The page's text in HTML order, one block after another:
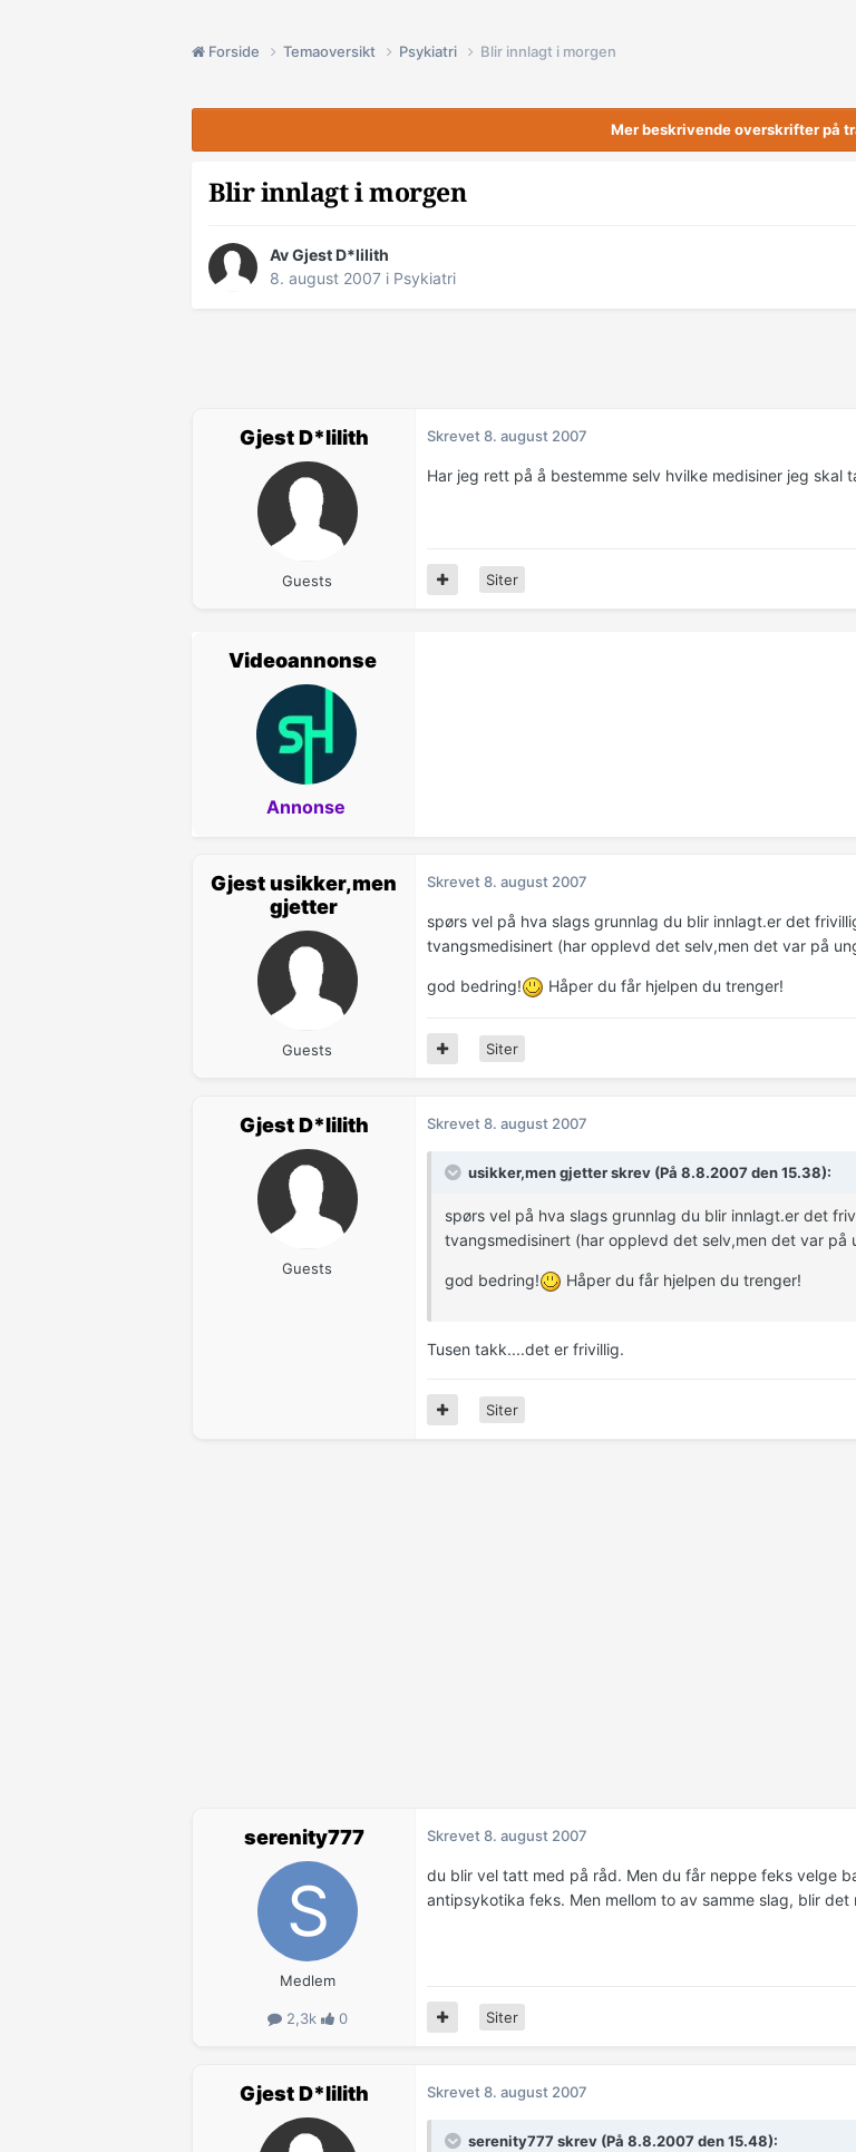
Forside Temaoversikt Psykiatri Blir innlagt i morgen
Mer beskrivende overskrifter på
Blir innlagt i morgen
Av Gjest D*lilith
8. august 2007 i Psykiatri
Gjest D*lilith
Guests
Skrevet8. august 2007
Har jeg rett på å bestemme selv hvilke medisiner jeg skal
Siter
Videoannonse
Annonse
Gjest usikker,men
gjetter
Guests
Skrevet8. august 2007
spørs vel på hva slags grunnlag du blir innlagt.er det
tvangsmedisinert (har opplevd det selv,men det var på
god bedring! Håper du får hjelpen du trenger!
Siter
Gjest D*lilith
Guests
Skrevet8. august 2007
usikker,men gjetter skrev (På 8.8.2007 den 15.38):
spørs vel på hva slags grunnlag du blir innlagt.er det
tvangsmedisinert (har opplevd det selv,men det var på
god bedring! Håper du får hjelpen du trenger!
Tusen takk....det er frivillig.
Siter
serenity777
Medlem
2,3k 0
Skrevet8. august 2007
du blir vel tatt med på råd. Men du får neppe feks velge
antipsykotika feks. Men mellom to av samme slag, blir
Siter
Gjest D*lilith Skrevet8. august 2007
serenity777 skrev (På 8.8.2007 den 15.48):